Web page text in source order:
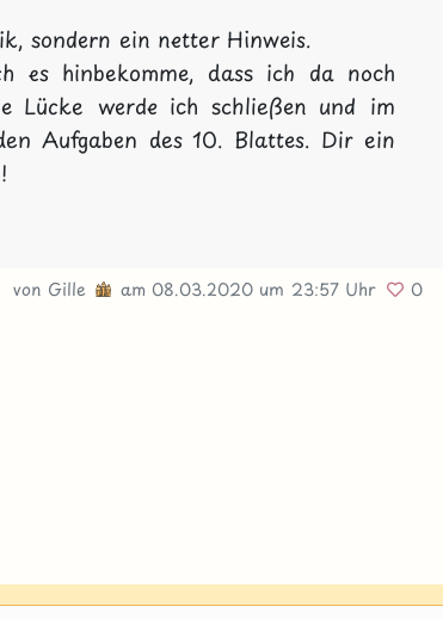
sondern ein netter Hinweis.
es hinbekomme, dass ich da noch
Lücke werde ich schließen und im
Aufgaben des 10. Blattes. Dir ein
von Gille am 08.03.2020 um 23:57 Uhr 0